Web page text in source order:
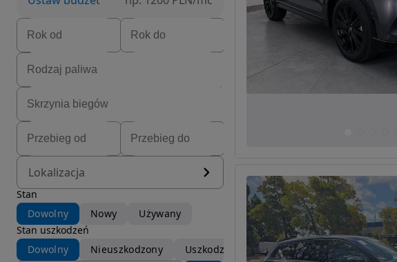
Lokalizacja
Stan
Dowolny
Nowy
Używany
Stan uszkodzeń
Dowolny
Nieuszkodzony Uszkodzony